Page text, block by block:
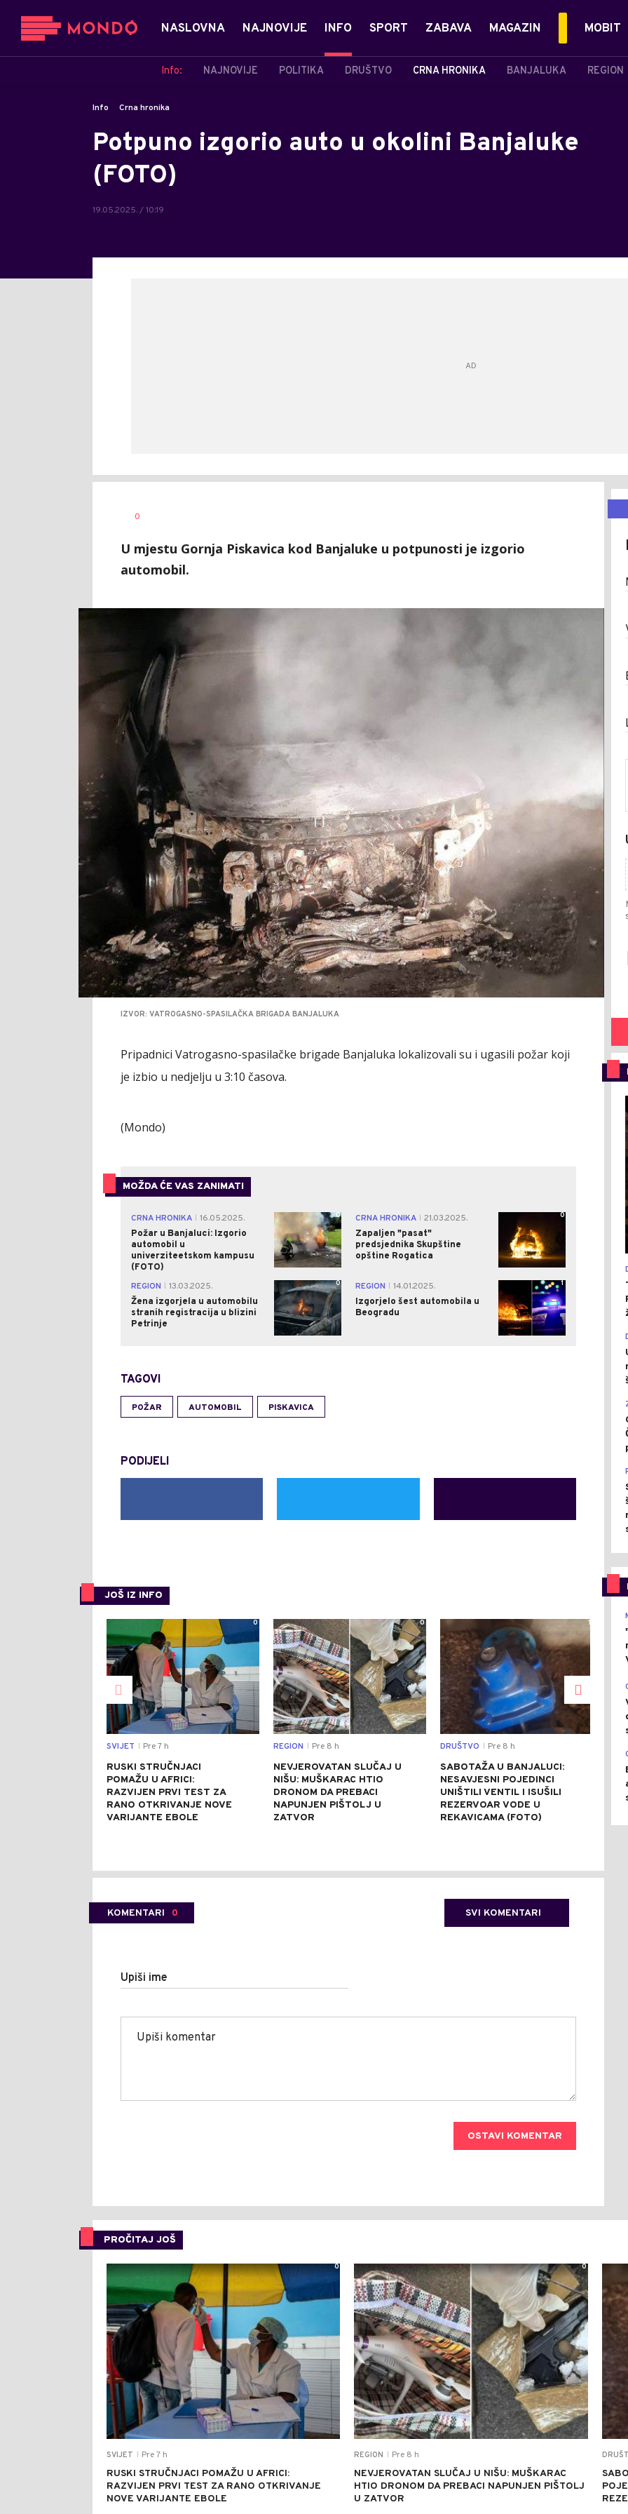
NASLOVNA NAJNOVIJE INFO
Info: NAJNOVIJE POLITIKA DRUŠTVO CRNA HRONIKA BANJALUKA REGION
SPORT ZABAVA MAGAZIN MOBIT
Info Crna hronika
Potpuno izgorio auto u okolini Banjaluke
(FOTO)
19.05.2025. / 10:19
AUTOR
0
U mjestu Gornja Piskavica kod Banjaluke u potpunosti je izgorio
automobil.
IZVOR: VATROGASNO-SPASILAČKA BRIGADA BANJALUKA
Pripadnici Vatrogasno-spasilačke brigade Banjaluka lokalizovali su i ugasili požar koji
je izbio u nedjelju u 3:10 časova.
(Mondo)
MOŽDA ĆE VAS ZANIMATI
CRNA HRONIKA
16.05.2025.
Požar u Banjaluci: Izgorio
automobil u
univerziteetskom kampusu
(FOTO)
0 CRNA HRONIKA
21.03.2025.
Zapaljen "pasat"
predsjednika Skupštine
opštine Rogatica
0
REGION
13.03.2025.
Žena izgorjela u automobilu
stranih registracija u blizini
Petrinje
0 REGION
14.01.2025.
Izgorjelo šest automobila u
Beogradu
1
TAGOVI
POŽAR AUTOMOBIL PISKAVICA
PODIJELI
JOŠ IZ INFO
0
SVIJET Pre 7 h
RUSKI STRUČNJACI
POMAŽU U AFRICI:
RAZVIJEN PRVI TEST ZA
RANO OTKRIVANJE NOVE
VARIJANTE EBOLE
0
REGION Pre 8 h
NEVJEROVATAN SLUČAJ U
NIŠU: MUŠKARAC HTIO
DRONOM DA PREBACI
NAPUNJEN PIŠTOLJ U
ZATVOR
1
DRUŠTVO Pre 8 h
SABOTAŽA U BANJALUCI:
NESAVJESNI POJEDINCI
UNIŠTILI VENTIL I ISUŠILI
REZERVOAR VODE U
REKAVICAMA (FOTO)
KOMENTARI 0 SVI KOMENTARI
Upiši ime
OSTAVI KOMENTAR
PROČITAJ JOŠ
SVIJET Pre 7 h
RUSKI STRUČNJACI POMAŽU U AFRICI:
RAZVIJEN PRVI TEST ZA RANO OTKRIVANJE
NOVE VARIJANTE EBOLE
0
REGION Pre 8 h
NEVJEROVATAN SLUČAJ U NIŠU: MUŠKARAC
HTIO DRONOM DA PREBACI NAPUNJEN PIŠTOLJ
U ZATVOR
0